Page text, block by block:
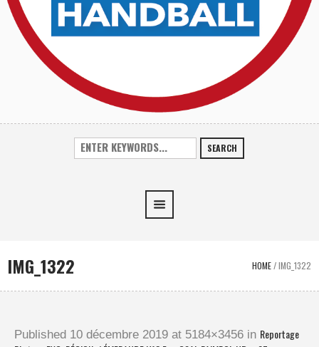
SEARCH
IMG_1322 HOME/IMG_1322
Published 10 décembre 2019 at 5184×3456 in Reportage